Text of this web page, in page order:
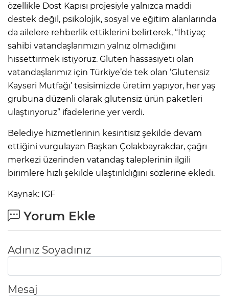
özellikle Dost Kapısı projesiyle yalnızca maddi
destek değil, psikolojik, sosyal ve eğitim alanlarında
da ailelere rehberlik ettiklerini belirterek, “İhtiyaç
sahibi vatandaşlarımızın yalnız olmadığını
hissettirmek istiyoruz. Gluten hassasiyeti olan
vatandaşlarımız için Türkiye’de tek olan ‘Glutensiz
Kayseri Mutfağı’ tesisimizde üretim yapıyor, her yaş
grubuna düzenli olarak glutensiz ürün paketleri
ulaştırıyoruz” ifadelerine yer verdi.
Belediye hizmetlerinin kesintisiz şekilde devam
ettiğini vurgulayan Başkan Çolakbayrakdar, çağrı
merkezi üzerinden vatandaş taleplerinin ilgili
birimlere hızlı şekilde ulaştırıldığını sözlerine ekledi.
Kaynak: IGF
Yorum Ekle
Adınız Soyadınız
Mesaj